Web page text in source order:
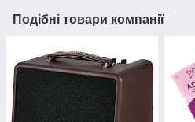
Подібні товари компанії